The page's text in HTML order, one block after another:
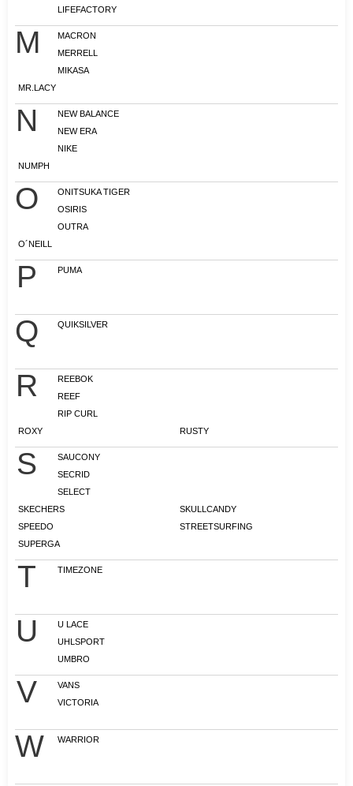
LIFEFACTORY
M
MACRON
MERRELL
MIKASA
MR.LACY
N
NEW BALANCE
NEW ERA
NIKE
NUMPH
O
ONITSUKA TIGER
OSIRIS
OUTRA
O´NEILL
P PUMA
Q QUIKSILVER
R
REEBOK
REEF
RIP CURL
ROXY
RUSTY
S
SAUCONY
SECRID
SELECT
SKECHERS
SKULLCANDY
SPEEDO
STREETSURFING
SUPERGA
T TIMEZONE
U
U LACE
UHLSPORT
UMBRO
V
VANS
VICTORIA
W WARRIOR